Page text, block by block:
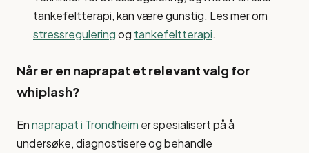
tankefeltterapi, kan være gunstig. Les mer om
stressreguleringog tankefeltterapi.
Når er en naprapat et relevant valg for
whiplash?
Ennaprapat i Trondheim er spesialisert på å
undersøke, diagnostisere og behandle